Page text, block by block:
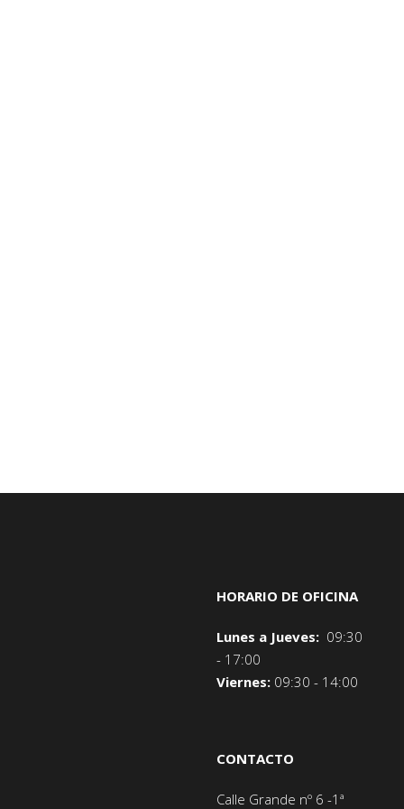
HORARIO DE OFICINA
Lunes a Jueves: 09:30
- 17:00
Viernes: 09:30 - 14:00
CONTACTO
Calle Grande nº 6 -1ª